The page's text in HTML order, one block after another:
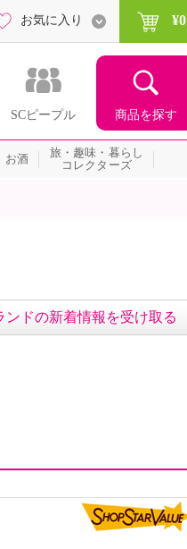
SCピープル 商品を探す
お気に入り ¥0
お酒
旅・趣味・暮らし
コレクターズ
ンドの新着情報を受け取る